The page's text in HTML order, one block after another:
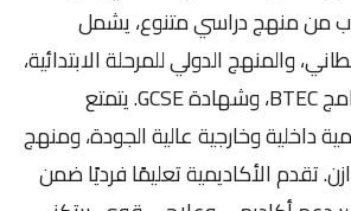
من منهج دراسي متنوع، يشمل
والمنهج الدولي للمرحلة الابتدائية،
وبرنامج NCFE، وبرنامج BTEC، وشهادة GCSE. يتمتع
داخلية وخارجية عالية الجودة، ومنهج
تقدم الأكاديمية تعليمًا فرديًا ضمن